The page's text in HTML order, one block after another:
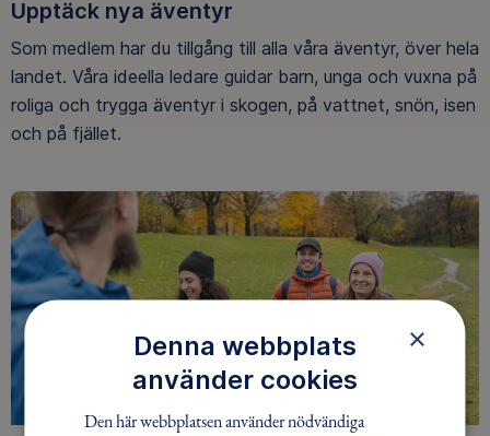
Upptäck nya äventyr
Som medlem har du tillgång till alla våra äventyr, över hela
landet. Våra ideella ledare guidar barn, unga och vuxna på
roliga och trygga äventyr i skogen, på vattnet, snön, isen
och på fjället.
×
Denna webbplats
använder cookies
Den här webbplatsen använder nödvändiga